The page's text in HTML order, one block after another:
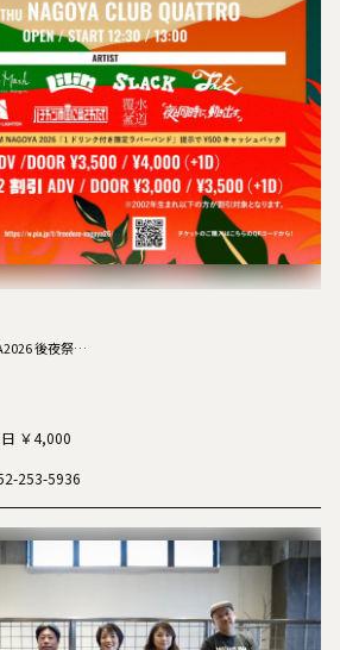
されたい
エス
き出す。」
後夜祭
￥4,000
253-5936